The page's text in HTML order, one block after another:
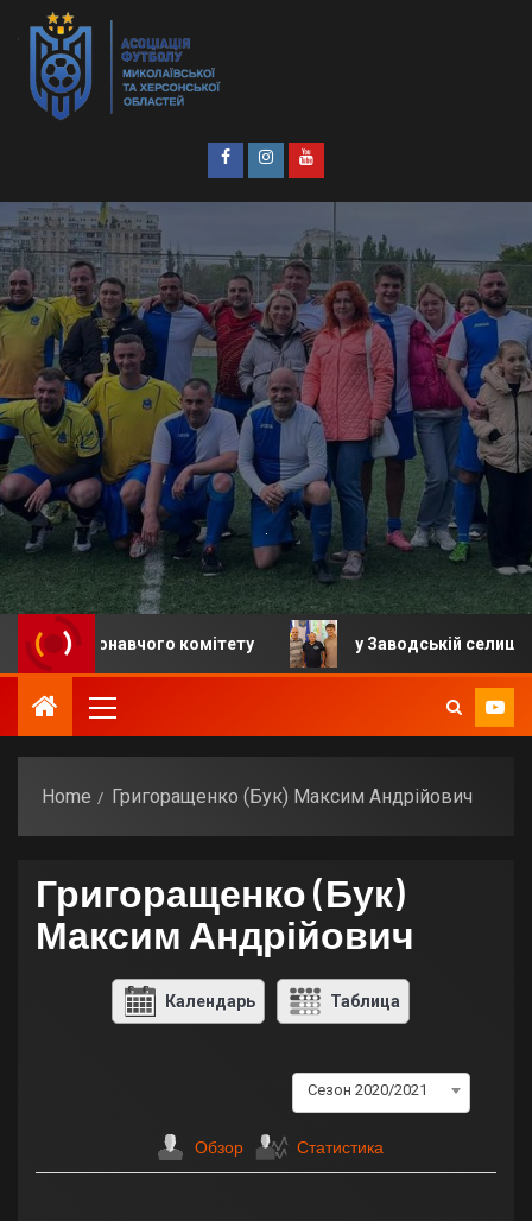
виконавчого комітету у Заводській селищній
Home Григоращенко (Бук) Максим Андрійович
Григоращенко (Бук)
Максим Андрійович
Календарь Таблица
Сезон 2020/2021
Обзор Статистика